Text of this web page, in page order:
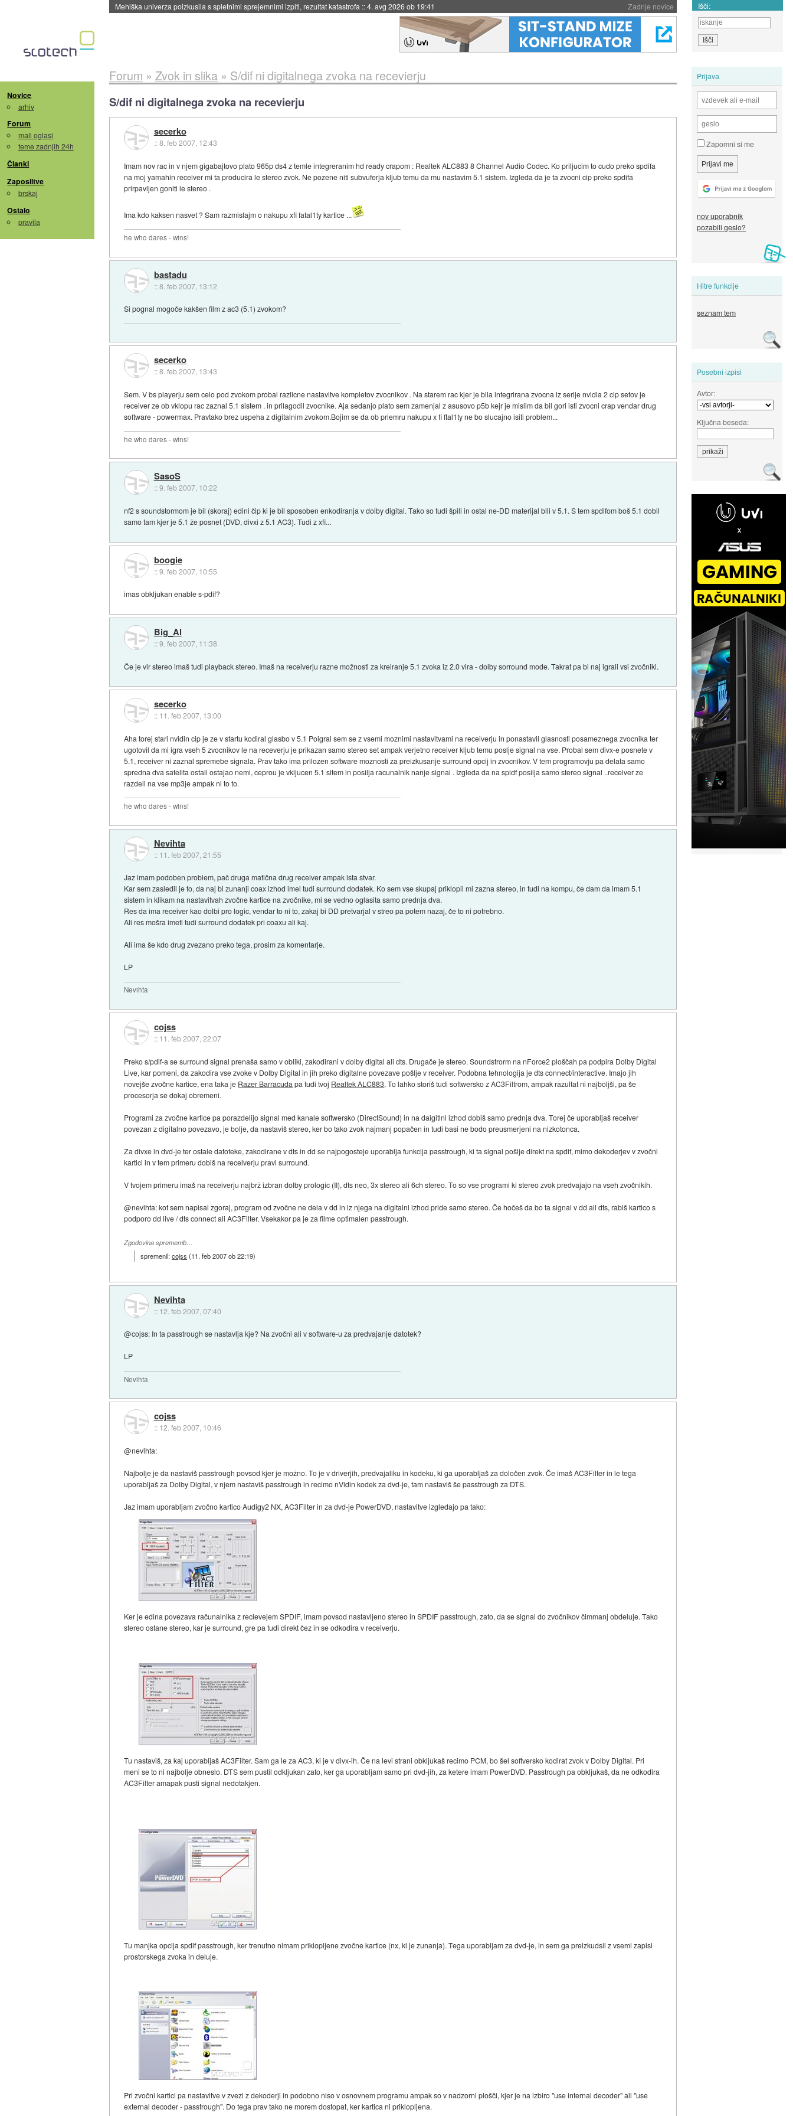
Zadnje novice
Evropska vesoljska agencija razvija svojo raketo za večkratno uporabo::4. avg 2026 ob 19:41 Išči:
Novice
arhiv
Forum
mali oglasi
teme zadnjih 24h
Članki
Zaposlitve
brskaj
Ostalo
pravila
Prijava
Zapomni si me
nov uporabnik
pozabili geslo?
Hitre funkcije
seznam tem
Posebni izpisi
Avtor:
Ključna beseda:
Forum » Zvok in slika» S/dif ni digitalnega zvoka na recevierju
S/dif ni digitalnega zvoka na recevierju
secerko
::8. feb 2007, 12:43
Imam nov rac in v njem gigabajtovo plato 965p ds4 z temle integreranim hd ready crapom : Realtek ALC883 8 Channel Audio Codec. Ko priljucim to cudo preko spdifa
na moj yamahin receiver mi ta producira le stereo zvok. Ne pozene niti subvuferja kljub temu da mu nastavim 5.1 sistem. Izgleda da je ta zvocni cip preko spdifa
prirpavljen goniti le stereo .
Ima kdo kaksen nasvet ? Sam razmislajm o nakupu xfi fatal1ty kartice ...
he who dares - wins!
bastadu
::8. feb 2007, 13:12
Si pognal mogoče kakšen film z ac3 (5.1) zvokom?
secerko
::8. feb 2007, 13:43
Sem. V bs playerju sem celo pod zvokom probal razlicne nastavitve kompletov zvocnikov . Na starem rac kjer je bila integrirana zvocna iz serije nvidia 2 cip setov je
receiver ze ob vklopu rac zaznal 5.1 sistem . in prilagodil zvocnike. Aja sedanjo plato sem zamenjal z asusovo p5b kejr je mislim da bil gori isti zvocni crap vendar drug
software - powermax. Pravtako brez uspeha z digitalnim zvokom.Bojim se da ob priemru nakupu x fi ftal1ty ne bo slucajno isiti problem...
he who dares - wins!
SasoS
::9. feb 2007, 10:22
nf2 s soundstormom je bil (skoraj) edini čip ki je bil sposoben enkodiranja v dolby digital. Tako so tudi špili in ostal ne-DD materijal bili v 5.1. S tem spdifom boš 5.1 dobil
samo tam kjer je 5.1 že posnet (DVD, divxi z 5.1 AC3). Tudi z xfi...
boogie
::9. feb 2007, 10:55
imas obkljukan enable s-pdif?
Big_Al
::9. feb 2007, 11:38
Če je vir stereo imaš tudi playback stereo. Imaš na receiverju razne možnosti za kreiranje 5.1 zvoka iz 2.0 vira - dolby sorround mode. Takrat pa bi naj igrali vsi zvočniki.
secerko
:: 11. feb 2007, 13:00
Aha torej stari nvidin cip je ze v startu kodiral glasbo v 5.1 Poigral sem se z vsemi moznimi nastavitvami na receiverju in ponastavil glasnosti posameznega zvocnika ter
ugotovil da mi igra vseh 5 zvocnikov le na receverju je prikazan samo stereo set ampak verjetno receiver kljub temu poslje signal na vse. Probal sem divx-e posnete v
5.1, receiver ni zaznal spremebe signala. Prav tako ima prilozen software moznosti za preizkusanje surround opcij in zvocnikov. V tem programovju pa delata samo
spredna dva satelita ostali ostajao nemi, ceprou je vkljucen 5.1 sitem in posilja racunalnik nanje signal . Izgleda da na spidf posilja samo stereo signal ..receiver ze
razdeli na vse mp3je ampak ni to to.
he who dares - wins!
Nevihta
:: 11. feb 2007, 21:55
Jaz imam podoben problem, pač druga matična drug receiver ampak ista stvar.
Kar sem zasledil je to, da naj bi zunanji coax izhod imel tudi surround dodatek. Ko sem vse skupaj priklopil mi zazna stereo, in tudi na kompu, če dam da imam 5.1
sistem in klikam na nastavitvah zvočne kartice na zvočnike, mi se vedno oglasita samo prednja dva.
Res da ima receiver kao dolbi pro logic, vendar to ni to, zakaj bi DD pretvarjal v streo pa potem nazaj, če to ni potrebno.
Ali res mošra imeti tudi surround dodatek pri coaxu ali kaj.
Ali ima še kdo drug zvezano preko tega, prosim za komentarje.
LP
Nevihta
cojss
:: 11. feb 2007, 22:07
Preko s/pdif-a se surround signal prenaša samo v obliki, zakodirani v dolby digital ali dts. Drugače je stereo. Soundstrorm na nForce2 ploščah pa podpira Dolby Digital
Live, kar pomeni, da zakodira vse zvoke v Dolby Digital in jih preko digitalne povezave pošlje v receiver. Podobna tehnologija je dts connect/interactive. Imajo jih
novejše zvočne kartice, ena taka je Razer Barracuda pa tudi tvoj Realtek ALC883. To lahko storiš tudi softwersko z AC3Filtrom, ampak razultat ni najboljši, pa še
procesorja se dokaj obremeni.
Programi za zvočne kartice pa porazdelijo signal med kanale softwersko (DirectSound) in na daigitlni izhod dobiš samo prednja dva. Torej če uporabljaš receiver
povezan z digitalno povezavo, je bolje, da nastaviš stereo, ker bo tako zvok najmanj popačen in tudi basi ne bodo preusmerjeni na nizkotonca.
Za divxe in dvd-je ter ostale datoteke, zakodirane v dts in dd se najpogosteje uporablja funkcija passtrough, ki ta signal pošlje direkt na spdif, mimo dekoderjev v zvočni
kartici in v tem primeru dobiš na receiverju pravi surround.
V tvojem primeru imaš na receiverju najbrž izbran dolby prologic (II), dts neo, 3x stereo ali 6ch stereo. To so vse programi ki stereo zvok predvajajo na vseh zvočnikih.
@nevihta: kot sem napisal zgoraj, program od zvočne ne dela v dd in iz njega na digitalni izhod pride samo stereo. Če hočeš da bo ta signal v dd ali dts, rabiš kartico s
podporo dd live / dts connect ali AC3Filter. Vsekakor pa je za filme optimalen passtrough.
Zgodovina sprememb…
spremenil:cojss (11. feb 2007 ob 22:19)
Nevihta
:: 12. feb 2007, 07:40
@cojss: In ta passtrough se nastavlja kje? Na zvočni ali v software-u za predvajanje datotek?
LP
Nevihta
cojss
:: 12. feb 2007, 10:46
@nevihta:
Najbolje je da nastaviš passtrough povsod kjer je možno. To je v driverjih, predvajaliku in kodeku, ki ga uporabljaš za določen zvok. Če imaš AC3Filter in le tega
uporabljaš za Dolby Digital, v njem nastaviš passtrough in recimo nVidin kodek za dvd-je, tam nastaviš še passtrough za DTS.
Jaz imam uporabljam zvočno kartico Audigy2 NX, AC3Filter in za dvd-je PowerDVD, nastavitve izgledajo pa tako:
Ker je edina povezava računalnika z recievejem SPDIF, imam povsod nastavljeno stereo in SPDIF passtrough, zato, da se signal do zvočnikov čimmanj obdeluje. Tako
stereo ostane stereo, kar je surround, gre pa tudi direkt čez in se odkodira v receiverju.
Tu nastaviš, za kaj uporabljaš AC3Filter. Sam ga le za AC3, ki je v divx-ih. Če na levi strani obkljukaš recimo PCM, bo šel softversko kodirat zvok v Dolby Digital. Pri
meni se to ni najbolje obneslo. DTS sem pustil odkljukan zato, ker ga uporabljam samo pri dvd-jih, za ketere imam PowerDVD. Passtrough pa obkljukaš, da ne odkodira
AC3Filter amapak pusti signal nedotakjen.
Tu manjka opcija spdif passtrough, ker trenutno nimam priklopljene zvočne kartice (nx, ki je zunanja). Tega uporabljam za dvd-je, in sem ga preizkudsil z vsemi zapisi
prostorskega zvoka in deluje.
Pri zvočni kartici pa nastavitve v zvezi z dekoderji in podobno niso v osnovnem programu ampak so v nadzorni plošči, kjer je na izbiro "use internal decoder" ali "use
external decoder - passtrough". Do tega prav tako ne morem dostopat, ker kartica ni priklopljena.